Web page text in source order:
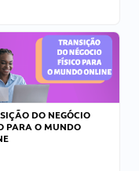
DO NEGÓCIO
PARA O MUNDO